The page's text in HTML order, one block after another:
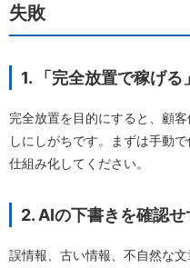
失敗
1. 「完全放置で稼げ
完全放置を目的にすると、顧
しにしがちです。まずは手動
仕組み化してください。
2. AIの下書きを確認
誤情報、古い情報、不自然な